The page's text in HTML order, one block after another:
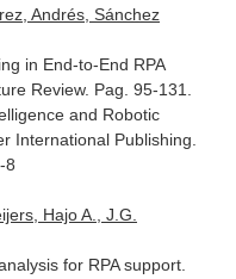
Andrés, Sánchez
in End-to-End RPA
Review. Pag. 95-131.
and Robotic
International Publishing.
8
Hajo A., J.G.
for RPA support.